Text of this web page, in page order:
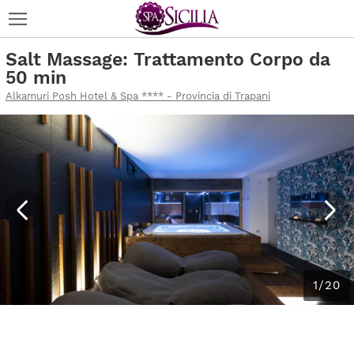
Salt Massage: Trattamento Corpo da
50 min
Alkamuri Posh Hotel & Spa **** - Provincia di Trapani
1/20